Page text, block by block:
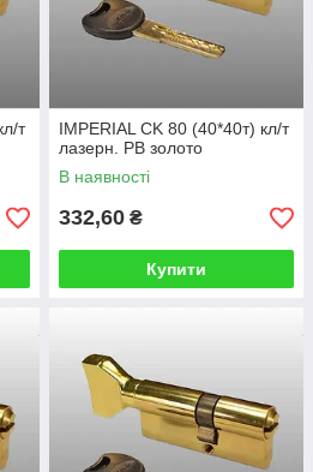
т
IMPERIAL CK 80 (40*40т) кл/т
лазерн. PB золото
В наявності
332,60 ₴
Купити